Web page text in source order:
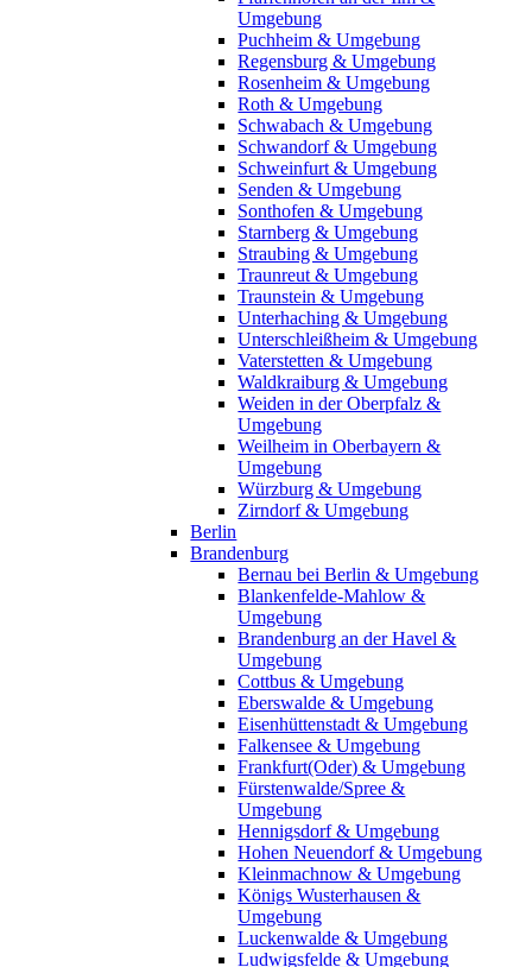
Umgebung
Puchheim & Umgebung
Regensburg & Umgebung
Rosenheim & Umgebung
Roth & Umgebung
Schwabach & Umgebung
Schwandorf & Umgebung
Schweinfurt & Umgebung
Senden & Umgebung
Sonthofen & Umgebung
Starnberg & Umgebung
Straubing & Umgebung
Traunreut & Umgebung
Traunstein & Umgebung
Unterhaching & Umgebung
Unterschleißheim & Umgebung
Vaterstetten & Umgebung
Waldkraiburg & Umgebung
Weiden in der Oberpfalz &
Umgebung
Weilheim in Oberbayern &
Umgebung
Würzburg & Umgebung
Zirndorf & Umgebung
Berlin
Brandenburg
Bernau bei Berlin & Umgebung
Blankenfelde-Mahlow &
Umgebung
Brandenburg an der Havel &
Umgebung
Cottbus & Umgebung
Eberswalde & Umgebung
Eisenhüttenstadt & Umgebung
Falkensee & Umgebung
Frankfurt(Oder) & Umgebung
Fürstenwalde/Spree &
Umgebung
Hennigsdorf & Umgebung
Hohen Neuendorf & Umgebung
Kleinmachnow & Umgebung
Königs Wusterhausen &
Umgebung
Luckenwalde & Umgebung
Ludwigsfelde & Umgebung